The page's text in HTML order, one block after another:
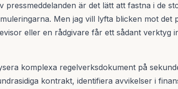
pressmeddelanden är det lätt att fastna i de
Men jag vill lyfta blicken mot det
eller en rådgivare får ett sådant verktyg
komplexa regelverksdokument på
kontrakt, identifiera avvikelser i